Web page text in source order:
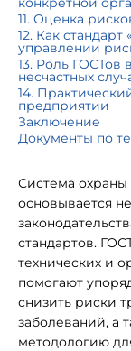
11. Оценка
12. Как стандарт
управлении
13. Роль ГОСТов
несчастных
14.
предприятии
Заключение
Документы по
Система
основывается
стандартов.
технических и
помогают
снизить риски
заболеваний, а
методологию